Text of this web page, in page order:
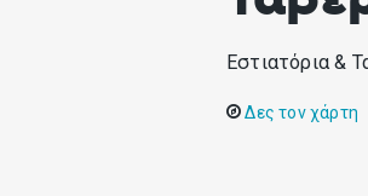
Εστιατόρια &
Δες τον χάρτη